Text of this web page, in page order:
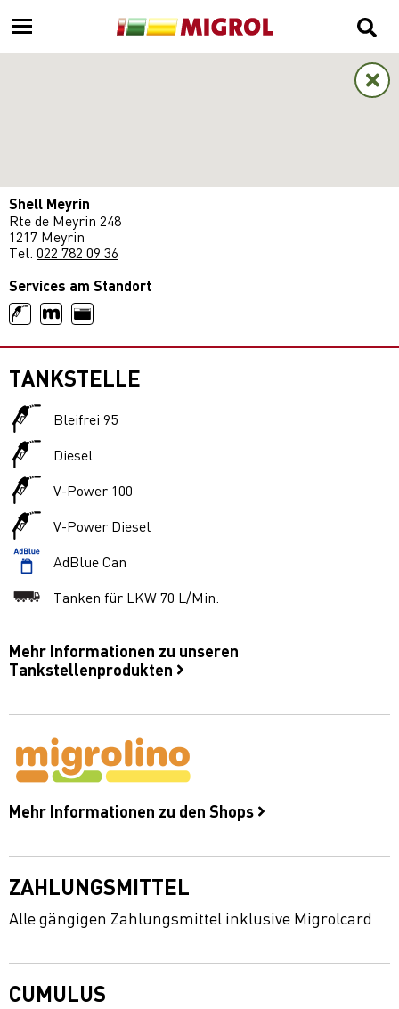
Shell Meyrin
Rte de Meyrin 248
1217 Meyrin
Tel. 022 782 09 36
Services am Standort
TANKSTELLE
Bleifrei 95
Diesel
V-Power 100
V-Power Diesel
AdBlue Can
Tanken für LKW 70 L/Min.
Mehr Informationen zu unseren
Tankstellenprodukten
Mehr Informationen zu den Shops
ZAHLUNGSMITTEL
Alle gängigen Zahlungsmittel inklusive Migrolcard
CUMULUS